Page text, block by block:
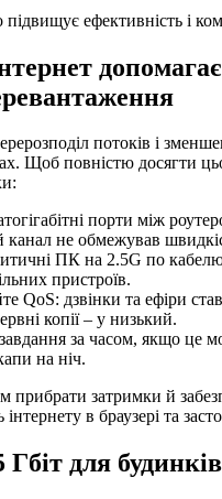
підвищує ефективність і
допомагає
потоків і
Щоб повністю досягти
порти між
не обмежував
ПК на 2.5G по
пристроїв.
QoS: дзвінки та ефіри
копії – у низький.
за часом, якщо це
на ніч.
прибрати затримки й
в браузері та
для будинків